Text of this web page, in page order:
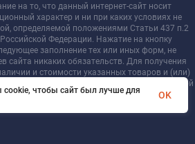
на то, что данный интернет-сайт носит
характер и ни при каких условиях не
определяемой положениями Статьи 437 п.2
Федерации. Нажатие на кнопку
заполнение тех или иных форм, не
сайта никаких обязательств. Для получения
и стоимости указанных товаров и (или)
к менеджеру сайта с помощью специальной
по телефону +7 921 755-09-90
чтобы сайт был лучше для
OK